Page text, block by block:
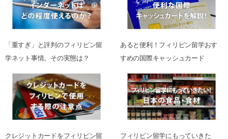
「重すぎ」と評判のフィリピン留
学ネット事情。その実態は？
あると便利！フィリピン留学おす
すめの国際キャッシュカード
クレジットカードをフィリピン留
フィリピン留学にもっていきた